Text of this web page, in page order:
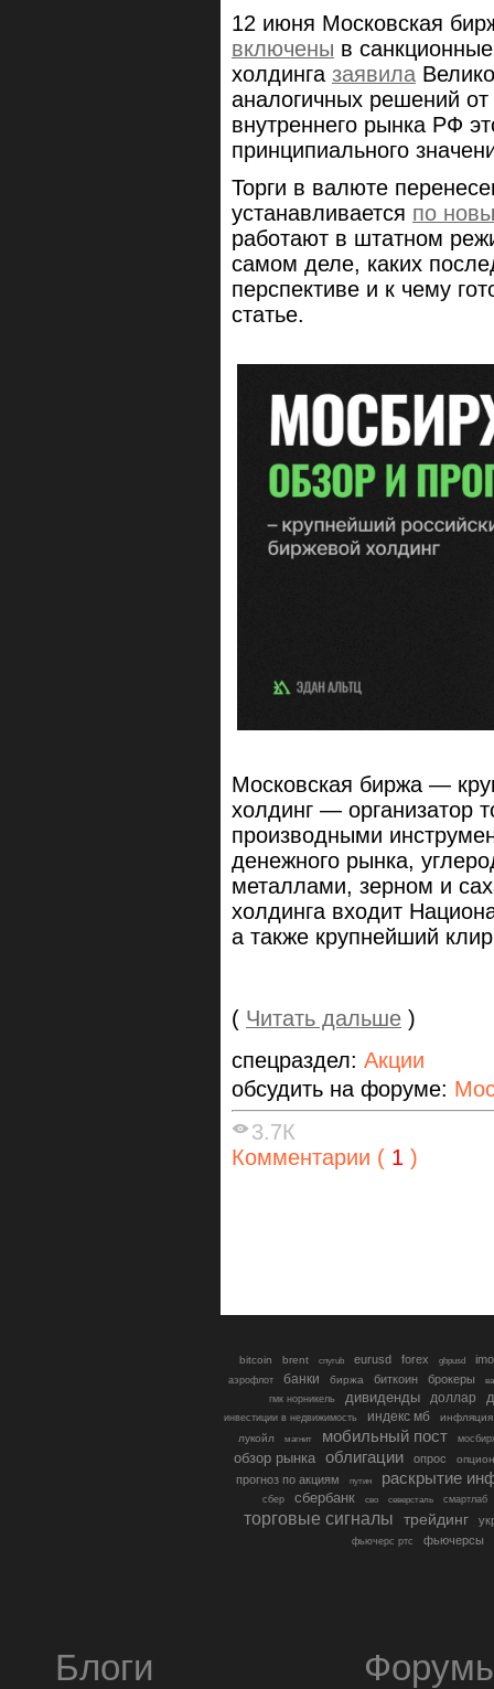
12 июня Московская
включены в
холдинга заявила
аналогичных решений
внутреннего рынка РФ
принципиального
Торги в валюте
устанавливается по
работают в штатном
самом деле, каких
перспективе и к чему
статье.
Московская биржа —
холдинг — организатор
производными
денежного рынка,
металлами, зерном и
холдинга входит
а также крупнейший
( Читать дальше )
спецраздел: Акции
обсудить на форуме:
3.7К
Комментарии ( 1 )
bitcoin brent cnyrub eurusd forex gbpusd
аэрофлот банки биржа биткоин брокеры
гмк норникель
дивиденды доллар
инвестиции в недвижимость индекс мб
инфляция
лукойл
магнит мобильный пост
обзор рынка облигации опрос
прогноз по акциям путин раскрытие
сбер сбербанк сво северсталь смартлаб
торговые сигналы трейдинг
фьючерс ртс фьючерсы
Блоги